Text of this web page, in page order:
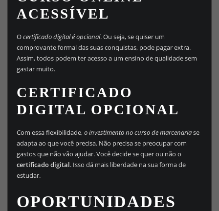
ACESSÍVEL
Ocertificado digital é opcional. Ou seja, se quiser um
comprovante formal das suas conquistas, pode pagar extra.
Assim, todos podem ter acesso a um ensino de qualidade sem
gastar muito.
CERTIFICADO
DIGITAL OPCIONAL
Com essa flexibilidade,o investimento no curso de marcenariase
adapta ao que você precisa. Não precisa se preocupar com
gastos que não vão ajudar. Você decide se quer ou não o
certificado digital. Isso dá mais liberdade na sua forma de
estudar.
OPORTUNIDADES